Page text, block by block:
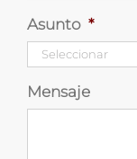
Asunto *
Mensaje